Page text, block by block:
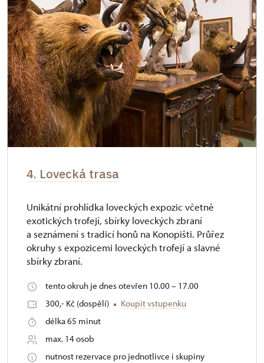
4. Lovecká trasa
Unikátní prohlídka loveckých expozic včetně
exotických trofejí, sbírky loveckých zbraní
a seznámení s tradicí honů na Konopišti. Průřez
okruhy s expozicemi loveckých trofejí a slavné
sbírky zbraní.
tento okruh je dnes otevřen 10.00 – 17.00
300,- Kč (dospělí)
Koupit vstupenku
délka 65 minut
max. 14 osob
nutnost rezervace pro jednotlivce i skupiny